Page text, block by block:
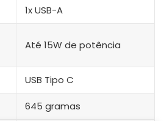
1x USB-A
Até 15W de potência
USB Tipo C
645 gramas